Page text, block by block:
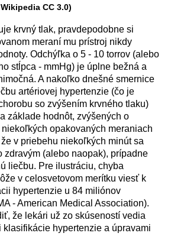
CC 3.0)
krvný tlak, pravdepodobne si
meraní mu prístroj nikdy
Odchýľka o 5 - 10 torrov (alebo
ho stĺpca - mmHg) je úplne bežná a
á. A nakoľko dnešné smernice
artériovej hypertenzie (čo je
so zvýšením krvného tlaku)
základe hodnôt, zvýšených o
niekoľkých opakovaných meraniach
v priebehu niekoľkých minút sa
zdravým (alebo naopak), prípadne
ú liečbu. Pre ilustráciu, chyba
ôže v celosvetovom merítku viesť k
cii hypertenzie u 84 miliónov
- American Medical Association).
že lekári už zo skúseností vedia
klasifikácie hypertenzie a úpravami